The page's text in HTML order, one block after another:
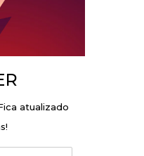
atualizado